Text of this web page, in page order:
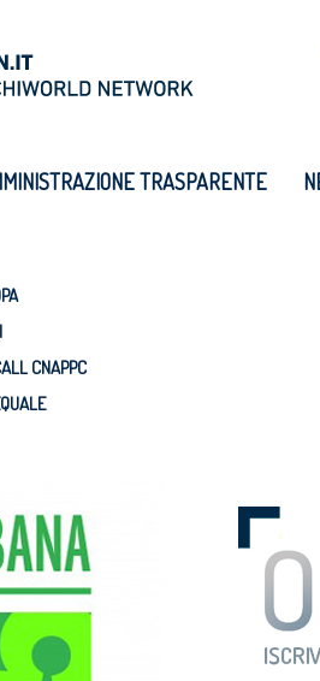
TRASPARENTE
CNAPPC